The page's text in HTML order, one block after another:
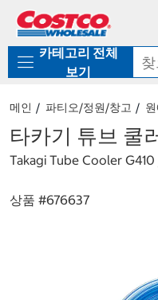
로
기
가
카테고리 전체
보기
메인 파티오/정원/창고
타카기 튜브 쿨
Takagi Tube Cooler
상품 #676637